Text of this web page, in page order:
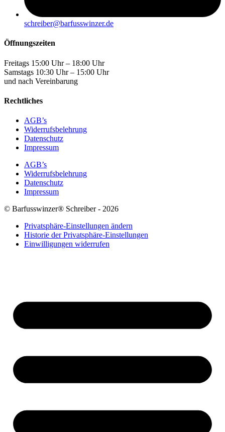
schreiber@barfusswinzer.de
Öffnungszeiten
Freitags 15:00 Uhr – 18:00 Uhr
Samstags 10:30 Uhr – 15:00 Uhr
und nach Vereinbarung
Rechtliches
AGB’s
Widerrufsbelehrung
Datenschutz
Impressum
AGB’s
Widerrufsbelehrung
Datenschutz
Impressum
© Barfusswinzer® Schreiber - 2026
Privatsphäre-Einstellungen ändern
Historie der Privatsphäre-Einstellungen
Einwilligungen widerrufen